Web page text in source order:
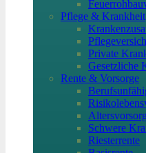
Pflege & Krankheit
Private
Gesetzliche
Rente & Vorsorge
Schwere
Riesterrente